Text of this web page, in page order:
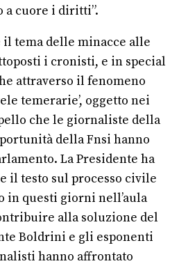
a cuore i diritti”.
tema delle minacce alle
i cronisti, e in special
attraverso il fenomeno
temerarie’, oggetto nei
che le giornaliste della
della Fnsi hanno
La Presidente ha
il testo sul processo civile
in questi giorni nell’aula
alla soluzione del
Boldrini e gli esponenti
hanno affrontato